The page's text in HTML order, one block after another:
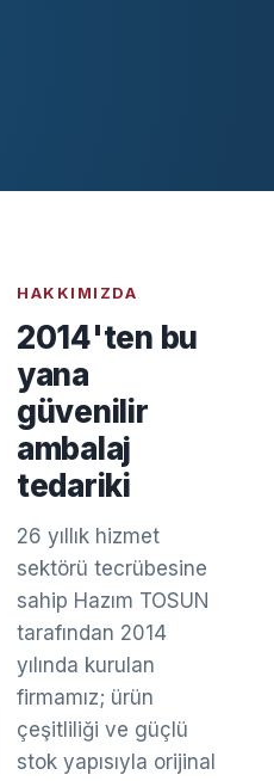
HAKKIMIZDA
2014'ten bu
yana
güvenilir
ambalaj
tedariki
26 yıllık hizmet
sektörü tecrübesine
sahip Hazım TOSUN
tarafından 2014
yılında kurulan
firmamız; ürün
çeşitliliği ve güçlü
stok yapısıyla orijinal